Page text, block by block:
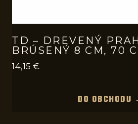
TD – DREVENÝ
BRÚSENÝ 8 CM, 70
14,15 €
DO OBCHODU